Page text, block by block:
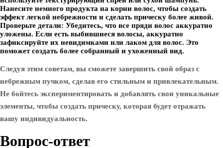
Нанесите немного продукта на корни волос, чтобы создать
эффект легкой небрежности и сделать прическу более живой.
Проверьте детали: Убедитесь, что все пряди волос аккуратно
уложены. Если есть выбившиеся волосы, аккуратно
зафиксируйте их невидимками или лаком для волос. Это
поможет создать более собранный и ухоженный вид.
Следуя этим советам, вы сможете завершить свой образ с
небрежным пучком, сделав его стильным и привлекательным.
Не бойтесь экспериментировать и добавлять свои уникальные
элементы, чтобы создать прическу, которая будет отражать
вашу индивидуальность.
Вопрос-ответ